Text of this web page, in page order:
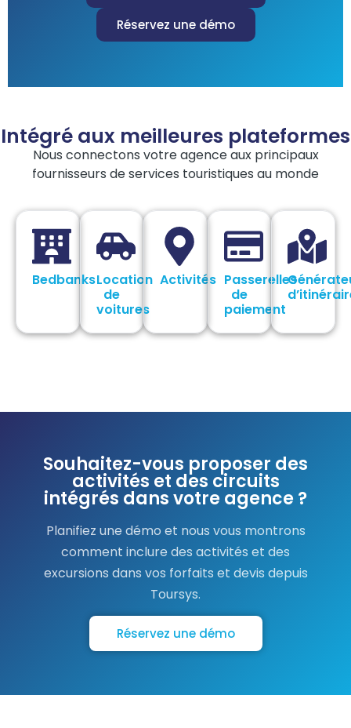
Réservez une démo
Intégré aux meilleures plateformes
Nous connectons votre agence aux principaux
fournisseurs de services touristiques au monde
BedbanksLocation
de
voitures
Activités Passerelles
de
paiement
Souhaitez-vous proposer des
activités et des circuits
intégrés dans votre agence ?
Planifiez une démo et nous vous montrons
comment inclure des activités et des
excursions dans vos forfaits et devis depuis
Toursys.
Réservez une démo